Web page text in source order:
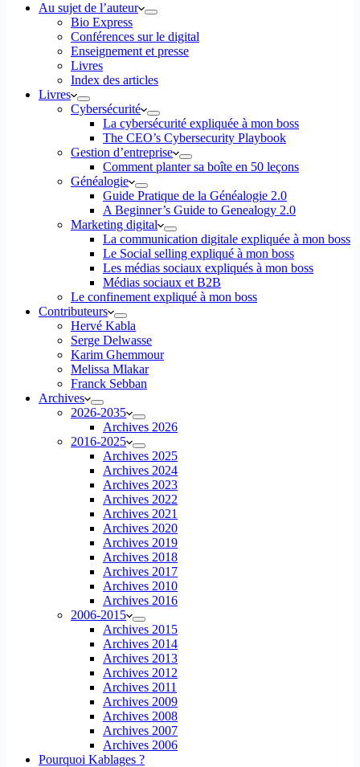
Au sujet de l’auteur
Bio Express
Conférences sur le digital
Enseignement et presse
Livres
Index des articles
Livres
Cybersécurité
La cybersécurité expliquée à mon boss
The CEO’s Cybersecurity Playbook
Gestion d’entreprise
Comment planter sa boîte en 50 leçons
Généalogie
Guide Pratique de la Généalogie 2.0
A Beginner’s Guide to Genealogy 2.0
Marketing digital
La communication digitale expliquée à mon boss
Le Social selling expliqué à mon boss
Les médias sociaux expliqués à mon boss
Médias sociaux et B2B
Le confinement expliqué à mon boss
Contributeurs
Hervé Kabla
Serge Delwasse
Karim Ghemmour
Melissa Mlakar
Franck Sebban
Archives
2026-2035
Archives 2026
2016-2025
Archives 2025
Archives 2024
Archives 2023
Archives 2022
Archives 2021
Archives 2020
Archives 2019
Archives 2018
Archives 2017
Archives 2010
Archives 2016
2006-2015
Archives 2015
Archives 2014
Archives 2013
Archives 2012
Archives 2011
Archives 2009
Archives 2008
Archives 2007
Archives 2006
Pourquoi Kablages ?